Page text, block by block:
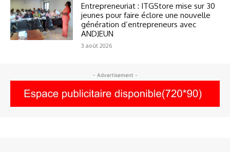
Entrepreneuriat : ITGStore mise sur 30
jeunes pour faire éclore une nouvelle
génération d’entrepreneurs avec
ANDJEUN
3 août 2026
- Advertisement -